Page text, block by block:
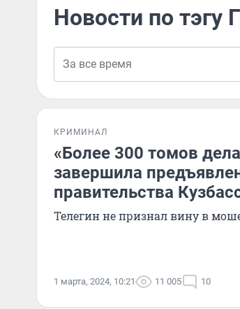
Новости по тэгу
КРИМИНАЛ
«Более 300 томов
завершила
правительства
Телегин не признал вину в
1 марта, 2024, 10:21 11 005 10